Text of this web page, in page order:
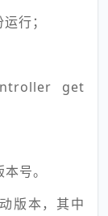
行；
get
号。
版本，其中